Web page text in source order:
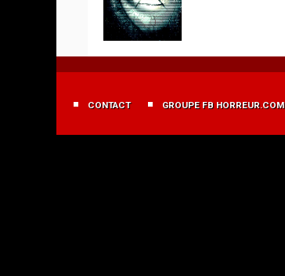
FRCONTACT GROUPE FB HORREUR.COM